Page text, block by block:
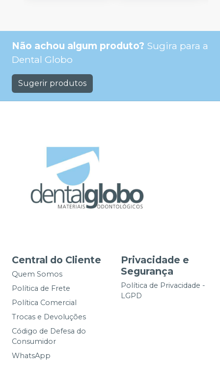
Não achou algum produto? Sugira para a
Dental Globo
Sugerir produtos
Central do Cliente
Quem Somos
Política de Frete
Política Comercial
Trocas e Devoluções
Código de Defesa do
Consumidor
WhatsApp
Privacidade e
Segurança
Política de Privacidade -
LGPD